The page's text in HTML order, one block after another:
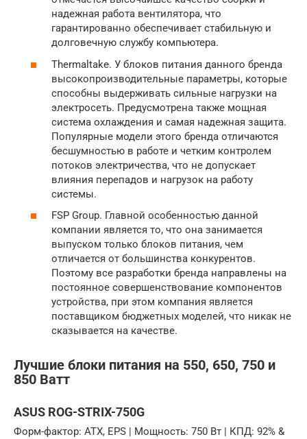
надежная работа вентилятора, что
гарантированно обеспечивает стабильную и
долговечную службу компьютера.
Thermaltake. У блоков питания данного бренда
высокопроизводительные параметры, которые
способны выдерживать сильные нагрузки на
электросеть. Предусмотрена также мощная
система охлаждения и самая надежная защита.
Популярные модели этого бренда отличаются
бесшумностью в работе и четким контролем
потоков электричества, что не допускает
влияния перепадов и нагрузок на работу
системы.
FSP Group. Главной особенностью данной
компании является то, что она занимается
выпуском только блоков питания, чем
отличается от большинства конкурентов.
Поэтому все разработки бренда направлены на
постоянное совершенствование компонентов
устройства, при этом компания является
поставщиком бюджетных моделей, что никак не
сказывается на качестве.
Лучшие блоки питания на 550, 650, 750 и
850 Ватт
ASUS ROG-STRIX-750G
Форм-фактор: ATX, EPS | Мощность: 750 Вт | КПД: 92% &